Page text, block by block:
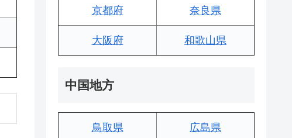
京都府 奈良県
大阪府 和歌山県
中国地方
鳥取県 広島県